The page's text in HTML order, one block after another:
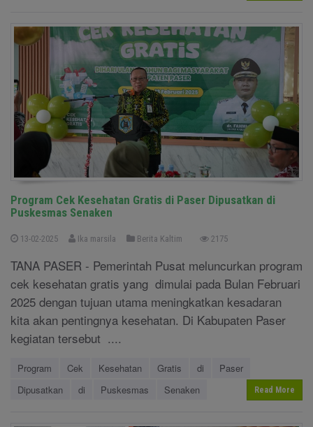
Program Cek Kesehatan Gratis di Paser Dipusatkan di
Puskesmas Senaken
13-02-2025 Ika marsila Berita Kaltim 2175
TANA PASER - Pemerintah Pusat meluncurkan program
cek kesehatan gratis yang dimulai pada Bulan Februari
2025 dengan tujuan utama meningkatkan kesadaran
kita akan pentingnya kesehatan. Di Kabupaten Paser
kegiatan tersebut ....
Program Cek Kesehatan Gratis di
Paser
Dipusatkan
di Puskesmas Senaken Read More